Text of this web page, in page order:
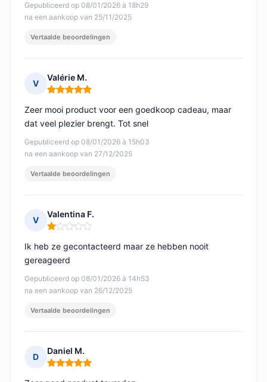
Gepubliceerd op 08/01/2026 à 18h29
na een aankoop van 25/11/2025
Vertaalde beoordelingen
V
Valérie M.
Opmerking: 5 van 5
Gepubliceerd op 08/01/2026 à 15h03
na een aankoop van 27/12/2025
Zeer mooi product voor een goedkoop cadeau, maar
dat veel plezier brengt. Tot snel
Vertaalde beoordelingen
V
Valentina F.
Opmerking: 1 van 5
Gepubliceerd op 08/01/2026 à 14h53
na een aankoop van 26/12/2025
Ik heb ze gecontacteerd maar ze hebben nooit
gereageerd
Vertaalde beoordelingen
D
Daniel M.
Opmerking: 5 van 5